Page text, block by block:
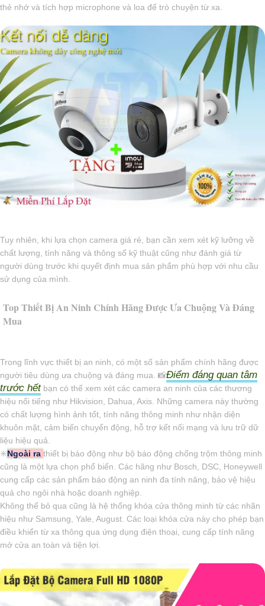
thẻ nhớ và tích hợp microphone và loa để trò chuyện từ xa.
Tuy nhiên, khi lựa chọn camera giá rẻ, bạn cần xem xét kỹ lưỡng về
chất lượng, tính năng và thông số kỹ thuật cũng như đánh giá từ
người dùng trước khi quyết định mua sản phẩm phù hợp với nhu cầu
sử dụng của mình.
Top Thiết Bị An Ninh Chính Hãng Được Ưa Chuộng Và Đáng
Mua
Trong lĩnh vực thiết bị an ninh, có một số sản phẩm chính hãng được
người tiêu dùng ưa chuộng và đáng mua. 📸Điểm đáng quan tâm
trước hếtbạn có thể xem xét các camera an ninh của các thương
hiệu nổi tiếng như Hikvision, Dahua, Axis. Những camera này thường
có chất lượng hình ảnh tốt, tính năng thông minh như nhận diện
khuôn mặt, cảm biến chuyển động, hỗ trợ kết nối mạng và lưu trữ dữ
liệu hiệu quả.
✳️Ngoài ra thiết bị báo động như bộ báo động chống trộm thông minh
cũng là một lựa chọn phổ biến. Các hãng như Bosch, DSC, Honeywell
cung cấp các sản phẩm báo động an ninh đa tính năng, bảo vệ hiệu
quả cho ngôi nhà hoặc doanh nghiệp.
Không thể bỏ qua cũng là hệ thống khóa cửa thông minh từ các nhãn
hiệu như Samsung, Yale, August. Các loại khóa cửa này cho phép bạn
điều khiển từ xa thông qua ứng dụng điện thoại, cung cấp tính năng
mở cửa an toàn và tiện lợi.